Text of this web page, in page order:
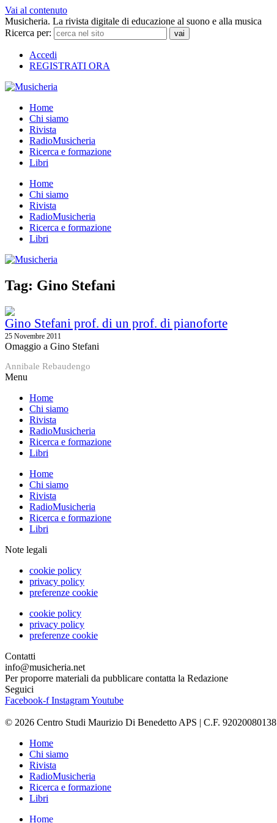
Vai al contenuto
Musicheria. La rivista digitale di educazione al suono e alla musica
Ricerca per:
Accedi
REGISTRATI ORA
Home
Chi siamo
Rivista
RadioMusicheria
Ricerca e formazione
Libri
Home
Chi siamo
Rivista
RadioMusicheria
Ricerca e formazione
Libri
Tag: Gino Stefani
Gino Stefani prof. di un prof. di pianoforte
25 Novembre 2011
Omaggio a Gino Stefani
Annibale Rebaudengo
Menu
Home
Chi siamo
Rivista
RadioMusicheria
Ricerca e formazione
Libri
Home
Chi siamo
Rivista
RadioMusicheria
Ricerca e formazione
Libri
Note legali
cookie policy
privacy policy
preferenze cookie
cookie policy
privacy policy
preferenze cookie
Contatti
info@musicheria.net
Per proporre materiali da pubblicare contatta la Redazione
Seguici
Facebook-f InstagramYoutube
© 2026 Centro Studi Maurizio Di Benedetto APS | C.F. 92020080138
Home
Chi siamo
Rivista
RadioMusicheria
Ricerca e formazione
Libri
Home